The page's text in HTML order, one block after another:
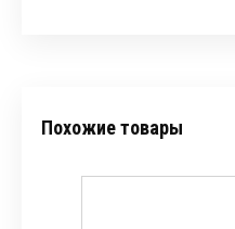
Похожие товары